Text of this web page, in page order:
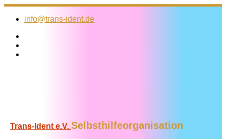
Zum
Inhalt
info@trans-ident.de
Trans-Ident e.V. Selbsthilfeorganisation